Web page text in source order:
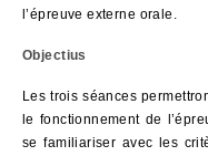
l’épreuve externe orale.
Objectius
Les trois séances
le fonctionnement de
se familiariser avec les